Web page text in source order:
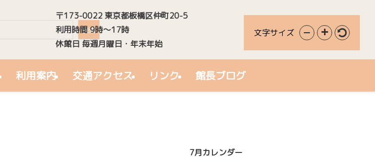
利用案内 交通アクセス リンク 館長ブログ
検索
〒173-0022 東京都板橋区仲町20-5
利用時間 9時～17時
休館日 毎週月曜日・年末年始
7月カレンダー
文字サイズ